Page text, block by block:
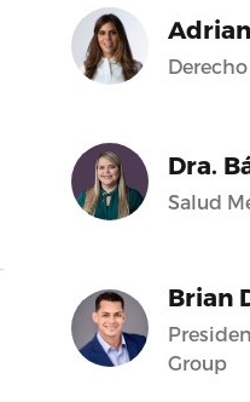
Dra.
Salud
Brian
Group